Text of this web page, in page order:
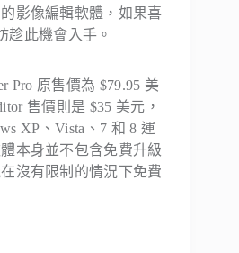
影像編輯軟體，如果喜
趁此機會入手。
Pro 原售價為 $79.95 美
售價則是 $35 美元，
XP、Vista、7 和 8 運
本身並不包含免費升級
沒有限制的情況下免費